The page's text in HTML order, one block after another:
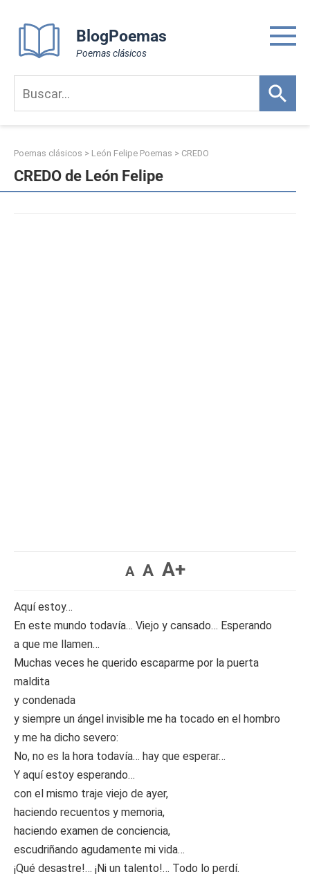
content
BlogPoemas
Poemas clásicos
Poemas clásicos > León Felipe Poemas > CREDO
CREDO de León Felipe
A A A+
Aquí estoy…
En este mundo todavía… Viejo y cansado… Esperando
a que me llamen…
Muchas veces he querido escaparme por la puerta
maldita
y condenada
y siempre un ángel invisible me ha tocado en el hombro
y me ha dicho severo:
No, no es la hora todavía… hay que esperar…
Y aquí estoy esperando…
con el mismo traje viejo de ayer,
haciendo recuentos y memoria,
haciendo examen de conciencia,
escudriñando agudamente mi vida…
¡Qué desastre!… ¡Ni un talento!… Todo lo perdí.